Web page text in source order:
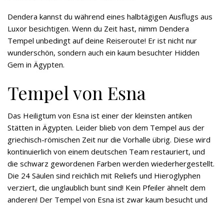
Dendera kannst du während eines halbtägigen Ausflugs aus
Luxor besichtigen. Wenn du Zeit hast, nimm Dendera
Tempel unbedingt auf deine Reiseroute! Er ist nicht nur
wunderschön, sondern auch ein kaum besuchter Hidden
Gem in Ägypten.
Tempel von Esna
Das Heiligtum von Esna ist einer der kleinsten antiken
Stätten in Ägypten. Leider blieb von dem Tempel aus der
griechisch-römischen Zeit nur die Vorhalle übrig. Diese wird
kontinuierlich von einem deutschen Team restauriert, und
die schwarz gewordenen Farben werden wiederhergestellt.
Die 24 Säulen sind reichlich mit Reliefs und Hieroglyphen
verziert, die unglaublich bunt sind! Kein Pfeiler ähnelt dem
anderen! Der Tempel von Esna ist zwar kaum besucht und